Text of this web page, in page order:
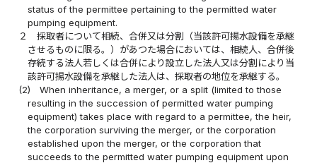
status of the permittee pertaining to the permitted water
pumping equipment.
２
採取者について相続、合併又は分割（当該許可揚水設備を承継
させるものに限る。）があつた場合においては、相続人、合併後
存続する法人若しくは合併により設立した法人又は分割により当
該許可揚水設備を承継した法人は、採取者の地位を承継する。
(2)
When inheritance, a merger, or a split (limited to those
resulting in the succession of permitted water pumping
equipment) takes place with regard to a permittee, the heir,
the corporation surviving the merger, or the corporation
established upon the merger, or the corporation that
succeeds to the permitted water pumping equipment upon